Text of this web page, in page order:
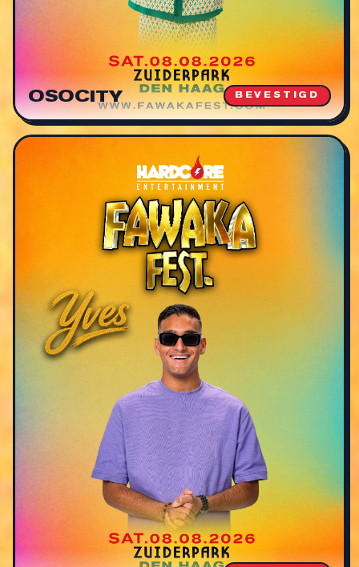
OSOCITY BEVESTIGD